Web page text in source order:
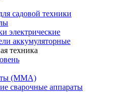
садовой техники
электрические
аккумуляторные
техника
(ММА)
сварочные аппараты